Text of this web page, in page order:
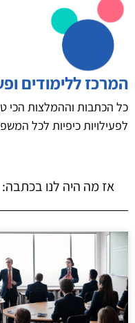
המרכז ללימודים
כל הכתבות וההמלצות הכי
לפעילויות כיפיות לכל
אז מה היה לנו בכתבה: